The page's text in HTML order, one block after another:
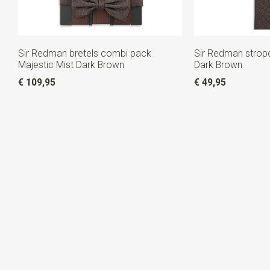
Sir Redman bretels combi pack
Majestic Mist Dark Brown
€ 109,95
Sir Redman
Dark Brown
€ 49,95